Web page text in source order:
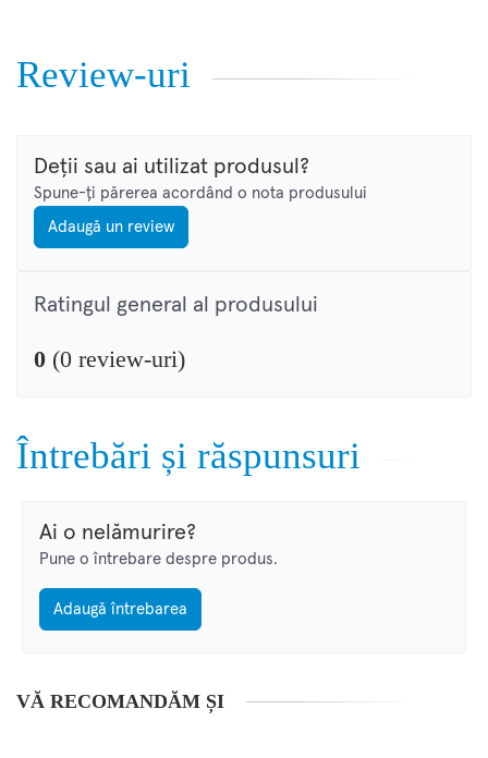
Review-uri
Deții sau ai utilizat produsul?
Spune-ți părerea acordând o nota produsului
Adaugă un review
Ratingul general al produsului
0 (0 review-uri)
Întrebări și răspunsuri
Ai o nelămurire?
Pune o întrebare despre produs.
Adaugă întrebarea
VĂ RECOMANDĂM ȘI